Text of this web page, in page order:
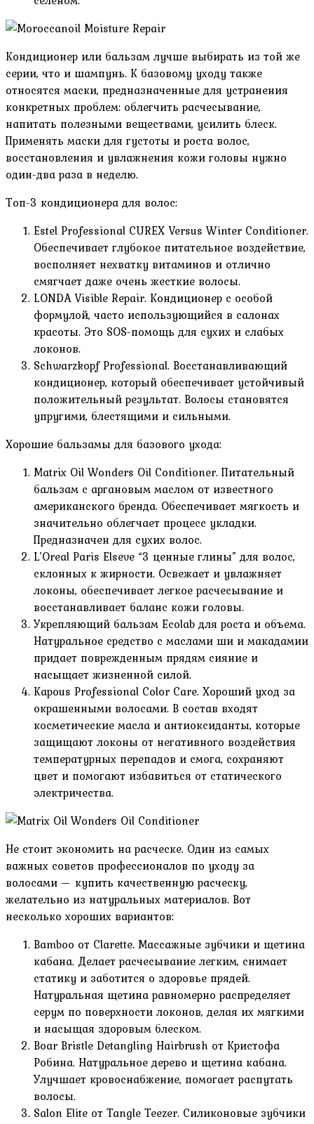
Кондиционер или бальзам лучше выбирать из той же
серии, что и шампунь. К базовому уходу также
относятся маски, предназначенные для устранения
конкретных проблем: облегчить расчесывание,
напитать полезными веществами, усилить блеск.
Применять маски для густоты и роста волос,
восстановления и увлажнения кожи головы нужно
один-два раза в неделю.
Топ-3 кондиционера для волос:
Estel Professional CUREX Versus Winter Conditioner.
Обеспечивает глубокое питательное воздействие,
восполняет нехватку витаминов и отлично
смягчает даже очень жесткие волосы.
LONDA Visible Repair. Кондиционер с особой
формулой, часто использующийся в салонах
красоты. Это SOS-помощь для сухих и слабых
локонов.
Schwarzkopf Professional. Восстанавливающий
кондиционер, который обеспечивает устойчивый
положительный результат. Волосы становятся
упругими, блестящими и сильными.
Хорошие бальзамы для базового ухода:
Matrix Oil Wonders Oil Conditioner. Питательный
бальзам с аргановым маслом от известного
американского бренда. Обеспечивает мягкость и
значительно облегчает процесс укладки.
Предназначен для сухих волос.
L’Oreal Paris Elseve “3 ценные глины” для волос,
склонных к жирности. Освежает и увлажняет
локоны, обеспечивает легкое расчесывание и
восстанавливает баланс кожи головы.
Укрепляющий бальзам Ecolab для роста и объема.
Натуральное средство с маслами ши и макадамии
придает поврежденным прядям сияние и
насыщает жизненной силой.
Kapous Professional Color Care. Хороший уход за
окрашенными волосами. В состав входят
косметические масла и антиоксиданты, которые
защищают локоны от негативного воздействия
температурных перепадов и смога, сохраняют
цвет и помогают избавиться от статического
электричества.
Не стоит экономить на расческе. Один из самых
важных советов профессионалов по уходу за
волосами — купить качественную расческу,
желательно из натуральных материалов. Вот
несколько хороших вариантов:
Bamboo от Clarette. Массажные зубчики и щетина
кабана. Делает расчесывание легким, снимает
статику и заботится о здоровье прядей.
Натуральная щетина равномерно распределяет
серум по поверхности локонов, делая их мягкими
и насыщая здоровым блеском.
Boar Bristle Detangling Hairbrush от Кристофа
Робина. Натуральное дерево и щетина кабана.
Улучшает кровоснабжение, помогает распутать
волосы.
Salon Elite от Tangle Teezer. Силиконовые зубчики